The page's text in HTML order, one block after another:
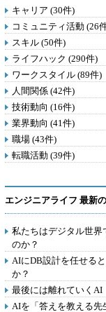
キャリア (30件)
コミュニティ活動 (26
スキル (50件)
ライフハック (290件)
ワークスタイル (89件)
人間関係 (42件)
技術動向 (16件)
業界動向 (41件)
職場 (43件)
転職活動 (39件)
エンジニアライフ 最新
私たちはデジタル世界
のか？
AIにDB設計を任せる
か？
最後には離れていくAI
AIを「答えを教える先